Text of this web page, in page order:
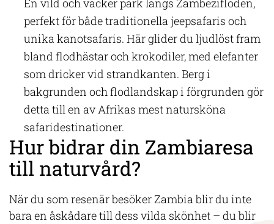
En vild och vacker park längs Zambezifloden,
perfekt för både traditionella jeepsafaris och
unika kanotsafaris. Här glider du ljudlöst fram
bland flodhästar och krokodiler, med elefanter
som dricker vid strandkanten. Berg i
bakgrunden och flodlandskap i förgrunden gör
detta till en av Afrikas mest natursköna
safaridestinationer.
Hur bidrar din Zambiaresa
till naturvård?
När du som resenär besöker Zambia blir du inte
bara en åskådare till dess vilda skönhet – du blir